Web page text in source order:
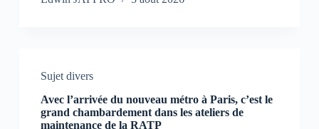
Sujet divers
Avec l’arrivée du nouveau métro à Paris, c’est le
grand chambardement dans les ateliers de
maintenance de la RATP